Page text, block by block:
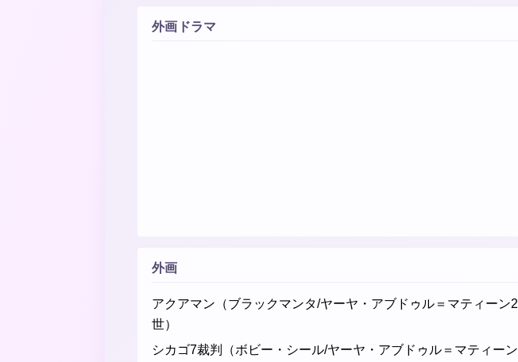
外画ドラマ
外画
アクアマン（ブラックマンタ/ヤーヤ・アブドゥル＝マティーン2
世）
シカゴ7裁判（ボビー・シール/ヤーヤ・アブドゥル＝マティーン